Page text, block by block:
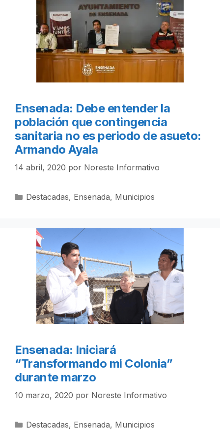
Ensenada: Debe entender la
población que contingencia
sanitaria no es periodo de asueto:
Armando Ayala
14 abril, 2020 por Noreste Informativo
Categorías
Destacadas, Ensenada, Municipios
Ensenada: Iniciará
“Transformando mi Colonia”
durante marzo
10 marzo, 2020 por Noreste Informativo
Categorías
Destacadas, Ensenada, Municipios